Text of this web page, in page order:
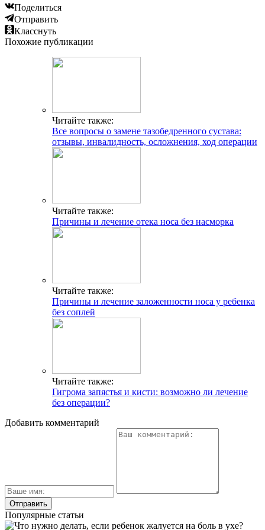
Поделиться
Отправить
Класснуть
Похожие публикации
Читайте также:
Все вопросы о замене тазобедренного сустава:
отзывы, инвалидность, осложнения, ход операции
Читайте также:
Причины и лечение отека носа без насморка
Читайте также:
Причины и лечение заложенности носа у ребенка
без соплей
Читайте также:
Гигрома запястья и кисти: возможно ли лечение
без операции?
Добавить комментарий
Популярные статьи